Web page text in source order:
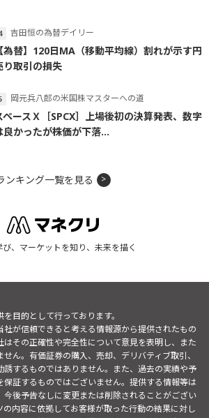
吉田恒の為替デイリー
【為替】120日MA（移動平均線）割れが示す円
り取引の損失
岡元兵八郎の米国株マスターへの道
ペースＸ［SPCX］上場後初の決算発表、数字
良かったが株価が下落...
ンキング一覧を見る
び、マーケットを知り、未来を描く
目的として行っております。
が信頼できると考える情報源から提供されたもの
はその正確性や完全性について意見を表明し、また
ん。有価証券の購入、売却、デリバティブ取引、
誘するものではありません。また、過去の実績や予
証するものではございません。提供する情報等は
今後予告なしに変更または削除されることがござい
の内容に依拠してお客様が取った行動の結果に対し